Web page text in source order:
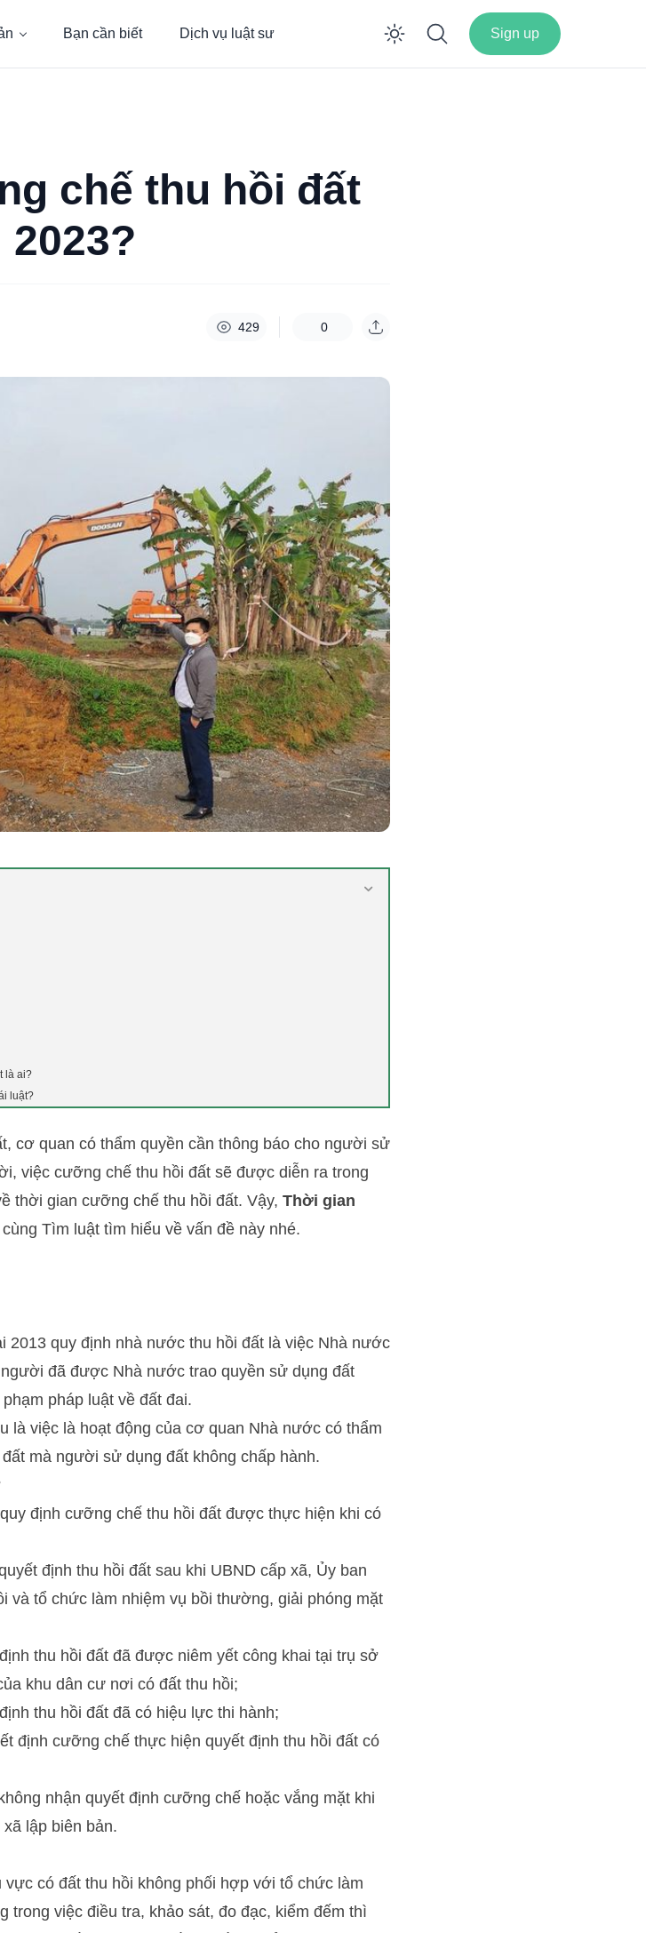
Bạn cần biết Dịch vụ luật sư Enable dark mode
Sign up
chế thu hồi đất
2023?
429 0
là ai?
luật?
cơ quan có thẩm quyền cần thông báo cho người sử
việc cưỡng chế thu hồi đất sẽ được diễn ra trong
thời gian cưỡng chế thu hồi đất. Vậy, Thời gian
Tìm luật tìm hiểu về vấn đề này nhé.
2013 quy định nhà nước thu hồi đất là việc Nhà nước
đã được Nhà nước trao quyền sử dụng đất
pháp luật về đất đai.
là việc là hoạt động của cơ quan Nhà nước có thẩm
mà người sử dụng đất không chấp hành.
định cưỡng chế thu hồi đất được thực hiện khi có
định thu hồi đất sau khi UBND cấp xã, Ủy ban
và tổ chức làm nhiệm vụ bồi thường, giải phóng mặt
thu hồi đất đã được niêm yết công khai tại trụ sở
khu dân cư nơi có đất thu hồi;
thu hồi đất đã có hiệu lực thi hành;
định cưỡng chế thực hiện quyết định thu hồi đất có
nhận quyết định cưỡng chế hoặc vắng mặt khi
lập biên bản.
có đất thu hồi không phối hợp với tổ chức làm
trong việc điều tra, khảo sát, đo đạc, kiểm đếm thì